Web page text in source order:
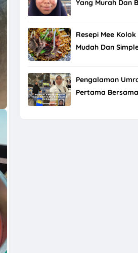
Yang Murah Dan
Resepi Mee
Mudah Dan
Pengalaman
Pertama